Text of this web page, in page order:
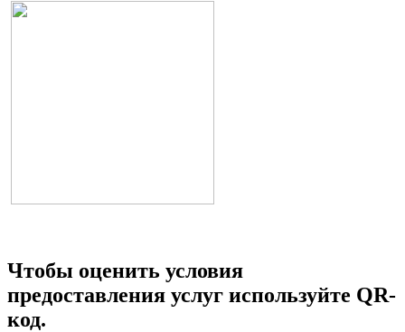
Чтобы оценить условия
предоставления услуг используйте QR-
код.